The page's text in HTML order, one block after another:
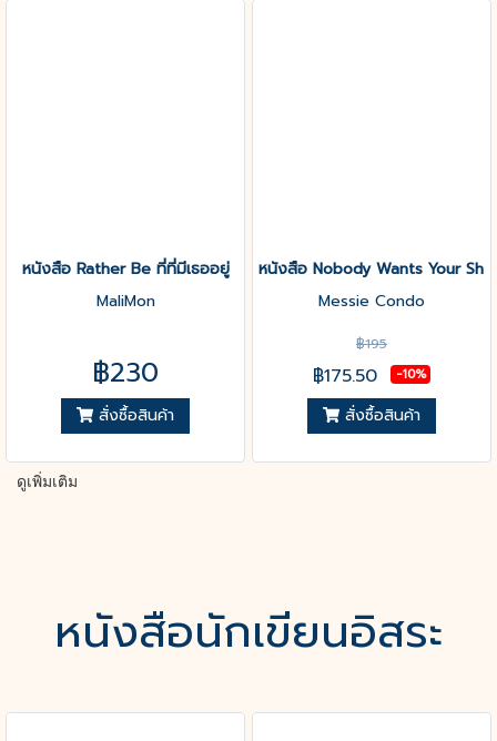
หนังสือ Rather Be ที่ที่มีเธออยู่
MaliMon
฿230
สั่งซื้อสินค้า
หนังสือ Nobody Wants Your
Messie Condo
฿195
฿175.50 -10%
สั่งซื้อสินค้า
ดูเพิ่มเติม
หนังสือนักเขียนอิสระ